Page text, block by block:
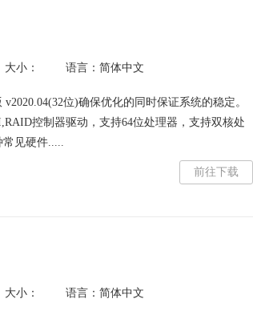
大小： 语言：简体中文
位)确保优化的同时保证系统的稳定。
控制器驱动，支持64位处理器，支持双核处
见硬件.....
前往下载
大小： 语言：简体中文